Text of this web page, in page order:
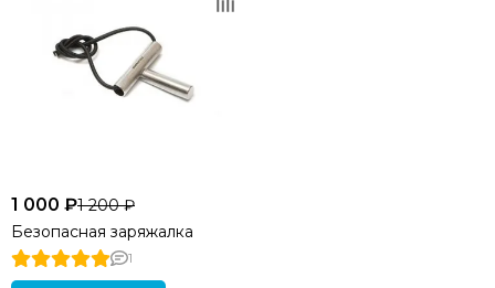
1 000 ₽1 200 ₽
Безопасная заряжалка
1